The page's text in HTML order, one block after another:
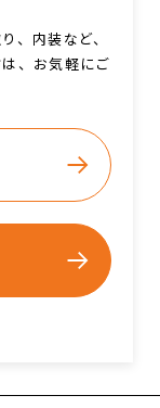
、内装など、
、お気軽にご